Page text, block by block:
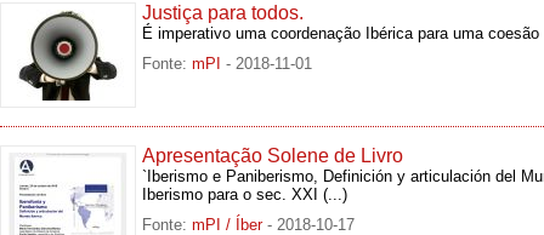
Justiça para todos.
É imperativo uma coordenação Ibérica para uma
Fonte: mPI - 2018-11-01
Apresentação Solene de Livro
`Iberismo e Paniberismo, Definición y articulación del
Iberismo para o sec. XXI (...)
Fonte: mPI / Íber - 2018-10-17